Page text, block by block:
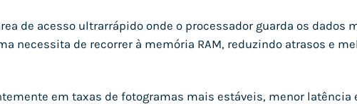
de acesso ultrarrápido onde o processador guarda os dados
necessita de recorrer à memória RAM, reduzindo atrasos e
em taxas de fotogramas mais estáveis, menor latência